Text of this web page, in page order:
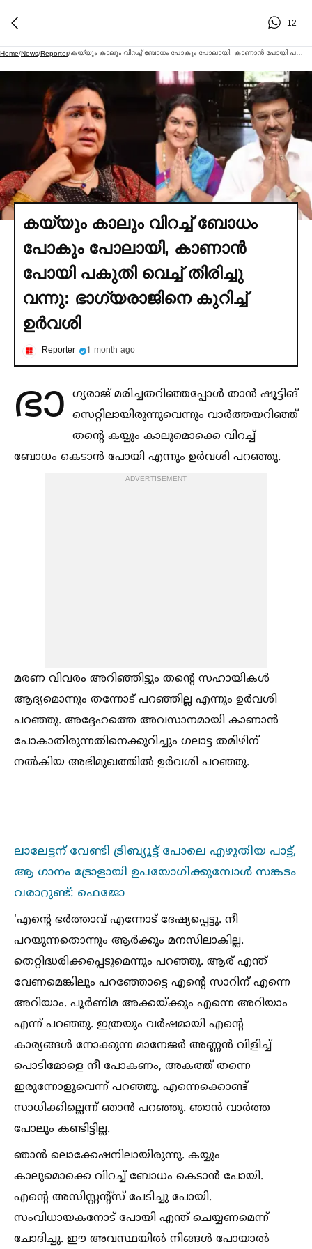
12
Home/News/Reporter/
കയ്യും കാലും വിറച്ച്‌ ബോധം
പോകും പോലായി, കാണാൻ
പോയി പകുതി വെച്ച്‌ തിരിച്ചു
വന്നു: ഭാഗ്യരാജിനെ കുറിച്ച്‌
ഉര്‍വശി
Reporter 1 month ago
ഭാ ഗ്യരാജ് മരിച്ചതറിഞ്ഞപ്പോള്‍ താന്‍ ഷൂട്ടിങ്
സെറ്റിലായിരുന്നുവെന്നും വാർത്തയറിഞ്ഞ്
തന്റെ കയ്യും കാലുമൊക്കെ വിറച്ച്‌
ബോധം കെടാന്‍ പോയി എന്നും ഉർവശി പറഞ്ഞു.
ADVERTISEMENT
മരണ വിവരം അറിഞ്ഞിട്ടും തന്റെ സഹായികള്‍
ആദ്യമൊന്നും തന്നോട് പറഞ്ഞില്ല എന്നും ഉർവശി
പറഞ്ഞു. അദ്ദേഹത്തെ അവസാനമായി കാണാന്‍
പോകാതിരുന്നതിനെക്കുറിച്ചും ഗലാട്ട തമിഴിന്
നല്‍കിയ അഭിമുഖത്തില്‍ ഉര്‍വശി പറഞ്ഞു.
ലാലേട്ടന് വേണ്ടി ട്രിബ്യൂട്ട് പോലെ എഴുതിയ പാട്ട്,
ആ ഗാനം ട്രോളായി ഉപയോഗിക്കുമ്പോള്‍ സങ്കടം
വരാറുണ്ട്: ഫെജോ
'എന്റെ ഭര്‍ത്താവ് എന്നോട് ദേഷ്യപ്പെട്ടു. നീ
പറയുന്നതൊന്നും ആര്‍ക്കും മനസിലാകില്ല.
തെറ്റിദ്ധരിക്കപ്പെടുമെന്നും പറഞ്ഞു. ആര് എന്ത്
വേണമെങ്കിലും പറഞ്ഞോട്ടെ എന്റെ സാറിന് എന്നെ
അറിയാം. പൂര്‍ണിമ അക്കയ്ക്കും എന്നെ അറിയാം
എന്ന് പറഞ്ഞു. ഇത്രയും വര്‍ഷമായി എന്റെ
കാര്യങ്ങള്‍ നോക്കുന്ന മാനേജര്‍ അണ്ണന്‍ വിളിച്ച്‌
പൊടിമോളെ നീ പോകണം, അകത്ത് തന്നെ
ഇരുന്നോളൂവെന്ന് പറഞ്ഞു. എന്നെക്കൊണ്ട്
സാധിക്കില്ലെന്ന് ഞാന്‍ പറഞ്ഞു. ഞാന്‍ വാര്‍ത്ത
പോലും കണ്ടിട്ടില്ല.
ഞാന്‍ ലൊക്കേഷനിലായിരുന്നു. കയ്യും
കാലുമൊക്കെ വിറച്ച്‌ ബോധം കെടാന്‍ പോയി.
എന്റെ അസിസ്റ്റന്റ്‌സ് പേടിച്ചു പോയി.
സംവിധായകനോട് പോയി എന്ത് ചെയ്യണമെന്ന്
ചോദിച്ചു. ഈ അവസ്ഥയില്‍ നിങ്ങള്‍ പോയാല്‍